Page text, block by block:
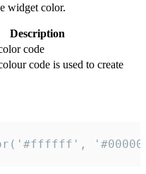
widget color.
Description
code
code is used to create